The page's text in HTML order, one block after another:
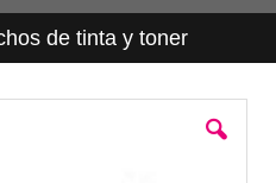
de tinta y toner